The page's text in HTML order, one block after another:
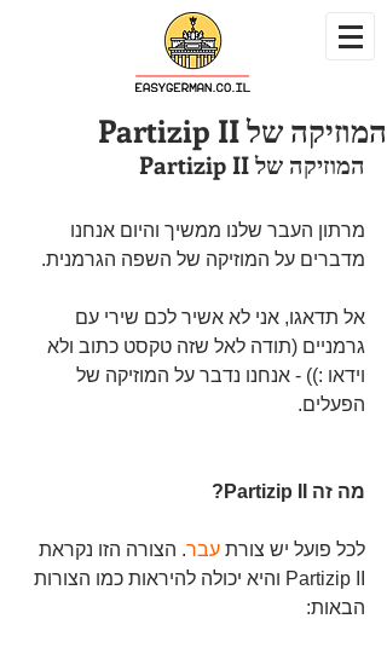
המוזיקה של Partizip II
המוזיקה של Partizip II
מרתון העבר שלנו ממשיך והיום אנחנו
מדברים על המוזיקה של השפה הגרמנית.
אל תדאגו, אני לא אשיר לכם שירי עם
גרמניים (תודה לאל שזה טקסט כתוב ולא
וידאו :)) - אנחנו נדבר על המוזיקה של
הפעלים.
מה זה Partizip II?
לכל פועל יש צורת עבר. הצורה הזו נקראת
Partizip II והיא יכולה להיראות כמו הצורות
הבאות: